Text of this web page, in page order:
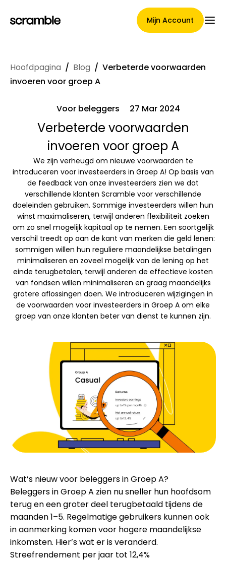
Mijn Account
Hoofdpagina
Voorwaarden voor
claimtoewijzing
Merken Galerij
Merkselectie
Rekenmachines
Blog
Neem contact op
Mijn Account
Financiering krijgen
Hoofdpagina / Blog / Verbeterde voorwaarden
invoeren voor groep A
Voor beleggers 27 Mar 2024
Verbeterde voorwaarden
invoeren voor groep A
We zijn verheugd om nieuwe voorwaarden te
introduceren voor investeerders in Groep A! Op basis van
de feedback van onze investeerders zien we dat
verschillende klanten Scramble voor verschillende
doeleinden gebruiken. Sommige investeerders willen hun
winst maximaliseren, terwijl anderen flexibiliteit zoeken
om zo snel mogelijk kapitaal op te nemen. Een soortgelijk
verschil treedt op aan de kant van merken die geld lenen:
sommigen willen hun reguliere maandelijkse betalingen
minimaliseren en zoveel mogelijk van de lening op het
einde terugbetalen, terwijl anderen de effectieve kosten
van fondsen willen minimaliseren en graag maandelijks
grotere aflossingen doen. We introduceren wijzigingen in
de voorwaarden voor investeerders in Groep A om elke
groep van onze klanten beter van dienst te kunnen zijn.
Wat’s nieuw voor beleggers in Groep A?
Beleggers in Groep A zien nusneller hun hoofdsom
terugen eengroter deel terugbetaald tijdens de
maanden 1–5. Regelmatige gebruikers kunnen ook
in aanmerking komen voor hogere maandelijkse
inkomsten. Hier’s wat er is veranderd.
Streefrendement per jaar tot 12,4%